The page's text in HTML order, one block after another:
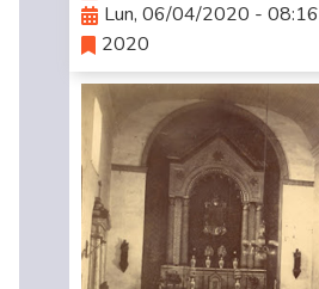
Lun, 06/04/2020 - 08:16
2020